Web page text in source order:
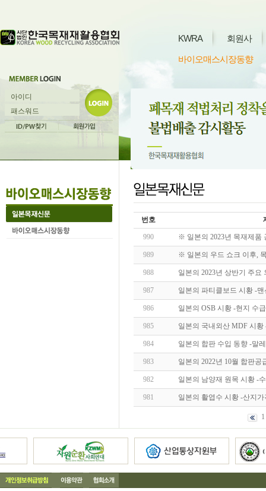
KWRA 회원사
바이오매스시장동향
번호
990 ※ 일본의 2023년 목재제품
989 ※ 일본의 우드 쇼크 이후,
988 일본의 2023년 상반기 주
987 일본의 파티클보드 시황 -
986 일본의 OSB 시황 -현지 수
985 일본의 국내외산 MDF 시
984 일본의 합판 수입 동향 -말
983 일본의 2022년 10월 합판
982 일본의 남양재 원목 시황 -
981 일본의 활엽수 시황 -산지
1